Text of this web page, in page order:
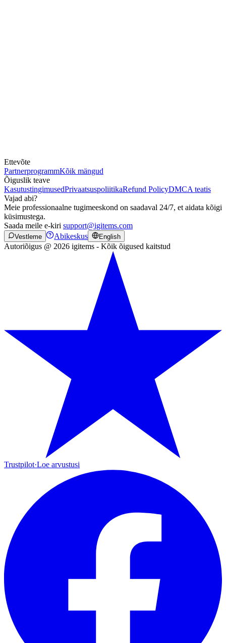
Ettevõte
PartnerprogrammKõik mängud
Õiguslik teave
KasutustingimusedPrivaatsuspoliitikaRefund PolicyDMCA teatis
Vajad abi?
Meie professionaalne tugimeeskond on saadaval 24/7, et aidata kõigi
küsimustega.
Saada meile e-kiri support@igitems.com
Vestleme Abikeskus English
Autoriõigus @ 2026 igitems - Kõik õigused kaitstud
Trustpilot·Loe arvustusi